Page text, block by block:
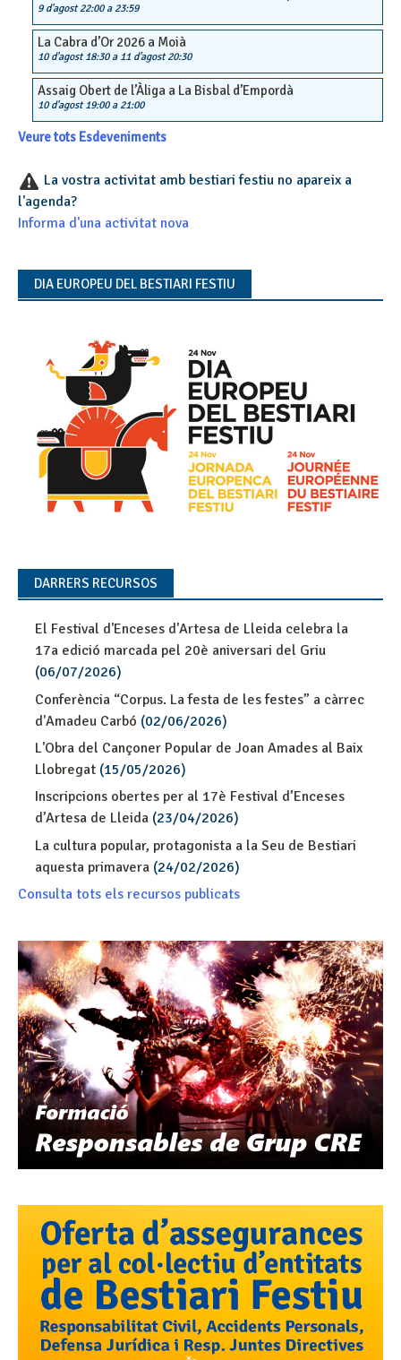
9 d'agost 22:00a 23:59
La Cabra d’Or 2026 a Moià
10 d'agost 18:30a 11 d'agost 20:30
Assaig Obert de l’Àliga a La Bisbal d’Empordà
10 d'agost 19:00a 21:00
Veure tots Esdeveniments
La vostra activitat amb bestiari festiu no apareix a
l'agenda?
Informa d'una activitat nova
DIA EUROPEU DEL BESTIARI FESTIU
DARRERS RECURSOS
El Festival d'Enceses d'Artesa de Lleida celebra la
17a edició marcada pel 20è aniversari del Griu
(06/07/2026)
Conferència “Corpus. La festa de les festes” a càrrec
d'Amadeu Carbó (02/06/2026)
L'Obra del Cançoner Popular de Joan Amades al Baix
Llobregat (15/05/2026)
Inscripcions obertes per al 17è Festival d’Enceses
d’Artesa de Lleida (23/04/2026)
La cultura popular, protagonista a la Seu de Bestiari
aquesta primavera (24/02/2026)
Consulta tots els recursos publicats